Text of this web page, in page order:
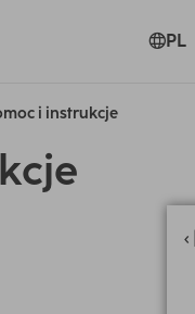
PL
i instrukcje